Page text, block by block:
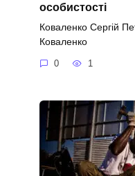
особистості
Коваленко Сергій
Коваленко
0 1